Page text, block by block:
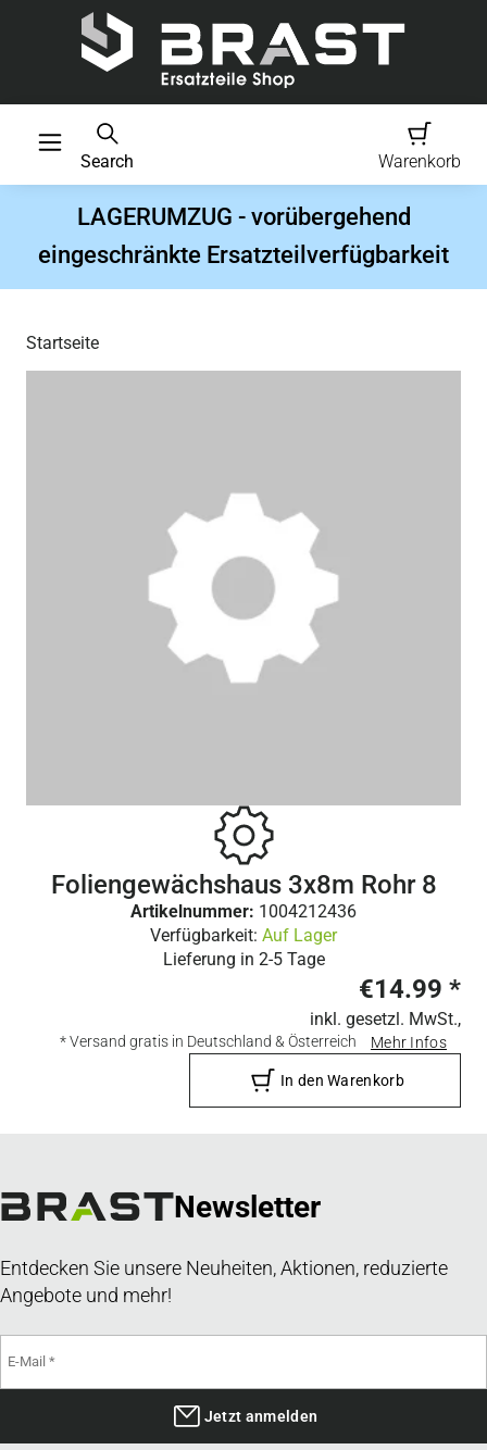
Search Warenkorb
LAGERUMZUG - vorübergehend
eingeschränkte Ersatzteilverfügbarkeit
Startseite
Foliengewächshaus 3x8m Rohr 8
Artikelnummer: 1004212436
Verfügbarkeit: Auf Lager
Lieferung in 2-5 Tage
€14.99 *
inkl. gesetzl. MwSt.,
* Versand gratis in Deutschland & Österreich Mehr Infos
In den Warenkorb
Newsletter
Entdecken Sie unsere Neuheiten, Aktionen, reduzierte
Angebote und mehr!
Jetzt anmelden